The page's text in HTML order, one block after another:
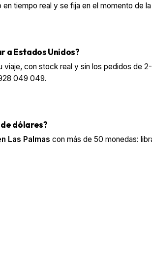
en tiempo real y se fija en el momento de
a Estados Unidos?
con stock real y sin los pedidos de
049 049.
dólares?
Las Palmas con más de 50 monedas: